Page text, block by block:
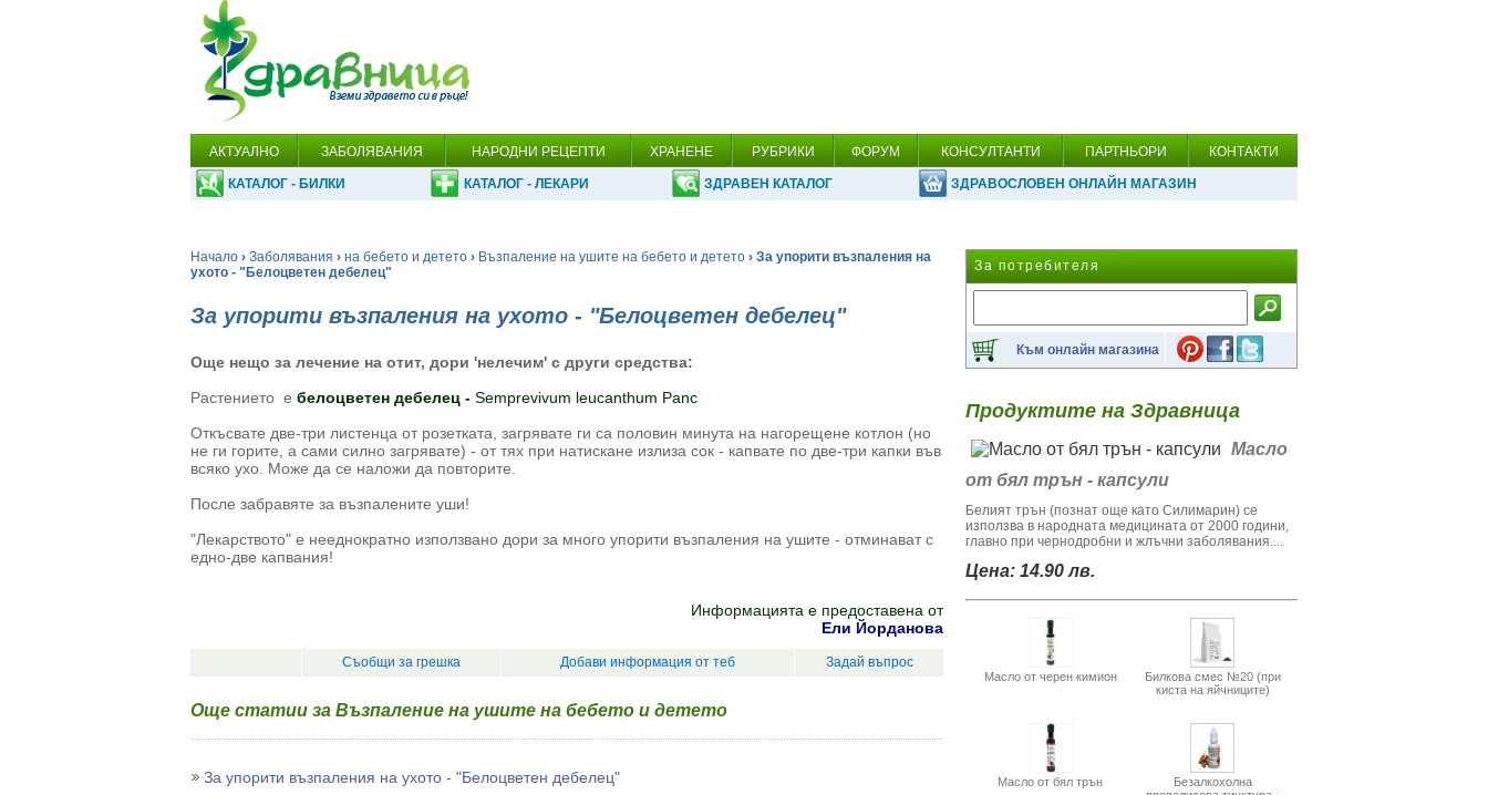
АКТУАЛНО ЗАБОЛЯВАНИЯ НАРОДНИ РЕЦЕПТИ ХРАНЕНЕ РУБРИКИ ФОРУМ КОНСУЛТАНТИ ПАРТНЬОРИ КОНТАКТИ
КАТАЛОГ - БИЛКИ КАТАЛОГ - ЛЕКАРИ ЗДРАВЕН КАТАЛОГ ЗДРАВОСЛОВЕН ОНЛАЙН МАГАЗИН
Начало › Заболявания › на бебето и детето › Възпаление на ушите на бебето и детето › За упорити възпаления на
ухото - "Белоцветен дебелец"
За упорити възпаления на ухото - "Белоцветен дебелец"
Още нещо за лечение на отит, дори 'нелечим' с други средства:
Растението e белоцветен дебелец - Semprevivum leucanthum Panc
Откъсвате две-три листенца от розетката, загрявате ги са половин минута на нагорещене котлон (но
не ги горите, а сами силно загрявате) - от тях при натискане излиза сок - капвате по две-три капки във
всяко ухо. Може да се наложи да повторите.
После забравяте за възпалените уши!
"Лекарството" е нееднократно използвано дори за много упорити възпаления на ушите - отминават с
едно-две капвания!
Информацията е предоставена от
Eли Йорданова
Съобщи за грешка Добави информация от теб Задай въпрос
Още статии за Възпаление на ушите на бебето и детето
За упорити възпаления на ухото - "Белоцветен дебелец"
За потребителя
Към онлайн магазина
Продуктите на Здравница
Масло
от бял трън - капсули
Белият трън (познат още като Силимарин) се
използва в народната медицината от 2000 години,
главно при чернодробни и жлъчни заболявания....
Цена: 14.90 лв.
Масло от черен кимион
Билкова смес №20 (при
киста на яйчниците)
Масло от бял трън
Безалкохолна